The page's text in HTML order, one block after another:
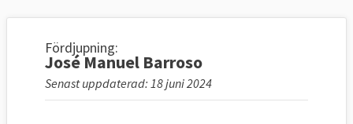
Fördjupning:
José Manuel Barroso
Senast uppdaterad: 18 juni 2024